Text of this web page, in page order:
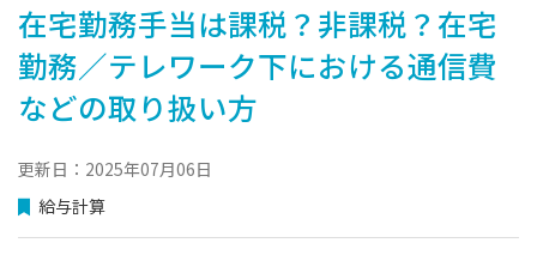
在宅勤務手当は課税？非課税？在宅
勤務／テレワーク下における通信費
などの取り扱い方
更新日：2025年07月06日
給与計算